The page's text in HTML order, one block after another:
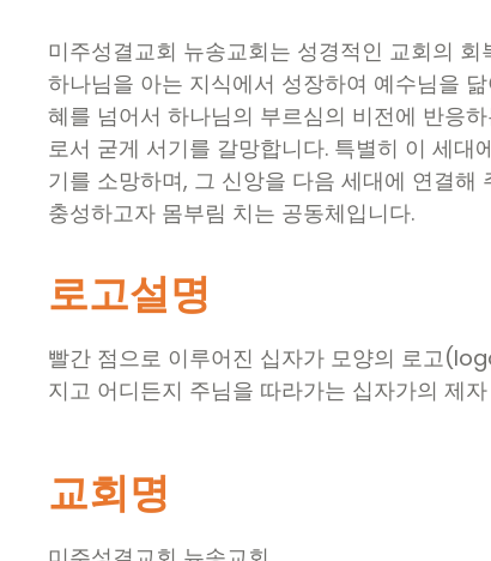
미주성결교회 뉴송교회는 성경적인 교회의
하나님을 아는 지식에서 성장하여 예수님을
혜를 넘어서 하나님의 부르심의 비전에 반응
로서 굳게 서기를 갈망합니다. 특별히 이 세대
기를 소망하며, 그 신앙을 다음 세대에 연결해
충성하고자 몸부림 치는 공동체입니다.
로고설명
빨간 점으로 이루어진 십자가 모양의 로고
지고 어디든지 주님을 따라가는 십자가의 제
교회명